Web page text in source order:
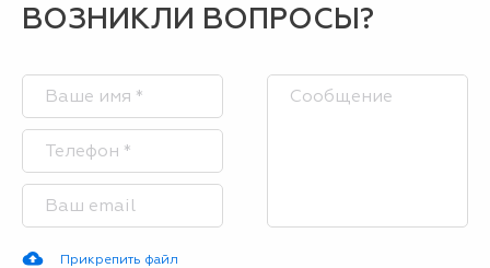
ВОЗНИКЛИ ВОПРОСЫ?
Прикрепить файл